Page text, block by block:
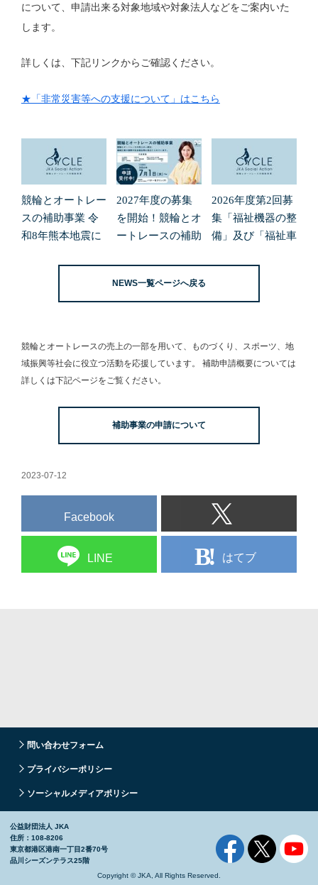
について、申請出来る対象地域や対象法人などをご案内いた
します。
詳しくは、下記リンクからご確認ください。
★「非常災害等への支援について」はこちら
競輪とオートレー
スの補助事業 令
和8年熊本地震に
2027年度の募集
を開始！競輪とオ
ートレースの補助
2026年度第2回募
集「福祉機器の整
備」及び「福祉車
NEWS一覧ページへ戻る
競輪とオートレースの売上の一部を用いて、
ものづくり、スポーツ、地
域振興等社会に役立つ活動を応援しています。
補助申請概要については
詳しくは下記ページをご覧ください。
補助事業の申請について
2023-07-12
Facebook
LINE はてブ
問い合わせフォーム
プライバシーポリシー
ソーシャルメディアポリシー
公益財団法人 JKA
住所：108-8206
東京都港区港南一丁目2番70号
品川シーズンテラス25階